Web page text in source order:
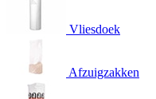
Vliesdoek
Afzuigzakken